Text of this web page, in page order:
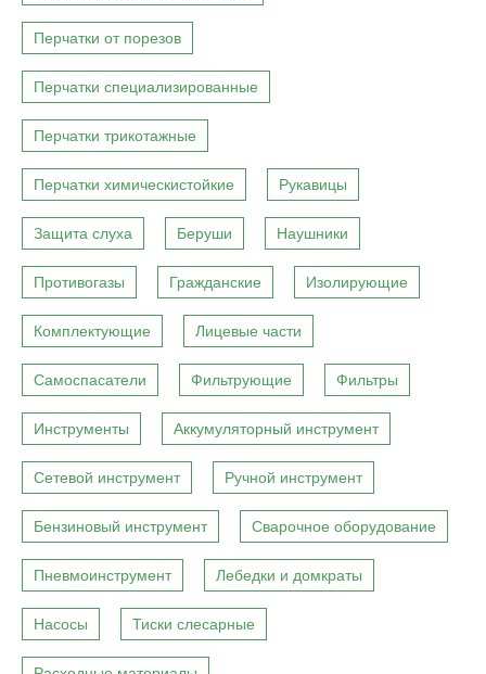
Перчатки от порезов
Перчатки специализированные
Перчатки трикотажные
Перчатки химическистойкие Рукавицы
Защита слуха Беруши Наушники
Противогазы Гражданские Изолирующие
Комплектующие Лицевые части
Самоспасатели Фильтрующие Фильтры
Инструменты Аккумуляторный инструмент
Сетевой инструмент Ручной инструмент
Бензиновый инструмент Сварочное оборудование
Пневмоинструмент Лебедки и домкраты
Насосы Тиски слесарные